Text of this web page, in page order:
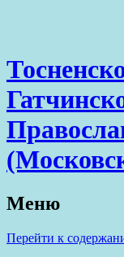
Меню
Перейти к